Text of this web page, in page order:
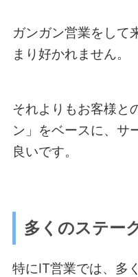
ガンガン営業をして
まり好かれません。
それよりもお客様と
ン」をベースに、サ
良いです。
多くのステー
特にIT営業では、多